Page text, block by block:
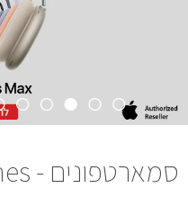
סמארטפונים - Smartphones